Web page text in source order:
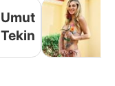
Umut
Tekin